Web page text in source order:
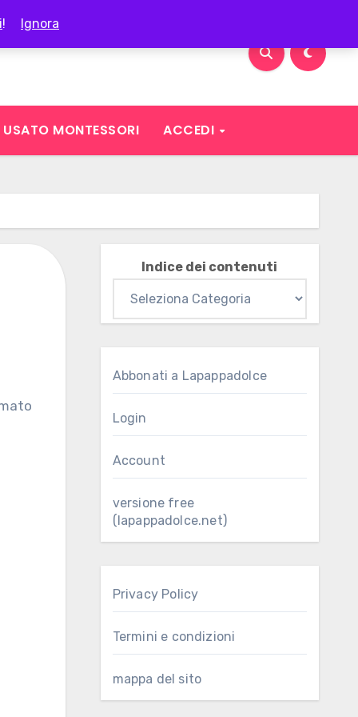
! Ignora
USATO MONTESSORI ACCEDI
Indice dei contenuti
Abbonati a Lapappadolce
Login
Account
versione free
(lapappadolce.net)
Privacy Policy
Termini e condizioni
mappa del sito